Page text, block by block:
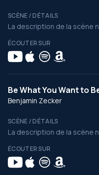
SCÈNE / DÉTAILS
La description de la scène
ÉCOUTER SUR
Be What You Want to
Benjamin Zecker
SCÈNE / DÉTAILS
La description de la scène
ÉCOUTER SUR